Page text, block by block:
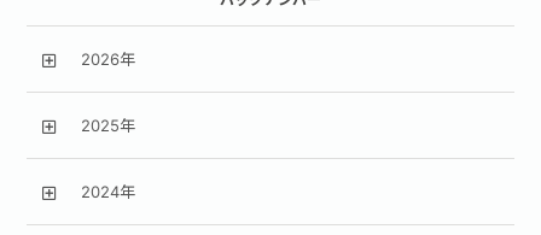
2026年
2025年
2024年